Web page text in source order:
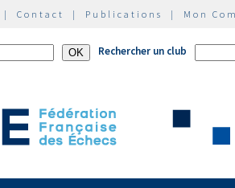
| Contact | Publications | Mon
Rechercher un club